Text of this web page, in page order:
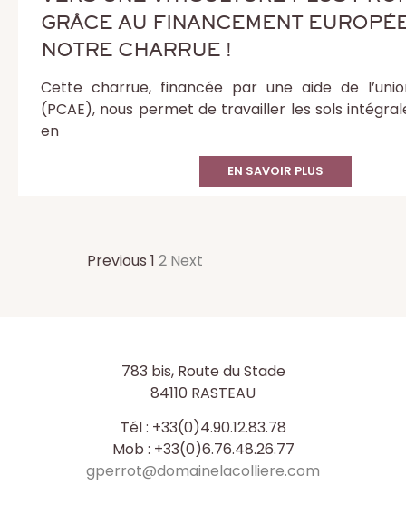
GRÂCE AU FINANCEMENT
NOTRE CHARRUE !
Cette charrue, financée par une aide de
(PCAE), nous permet de travailler les sols
en
EN SAVOIR PLUS
Previous 1 2 Next
783 bis, Route du Stade
84110 RASTEAU
Tél : +33(0)4.90.12.83.78
Mob : +33(0)6.76.48.26.77
gperrot@domainelacolliere.com